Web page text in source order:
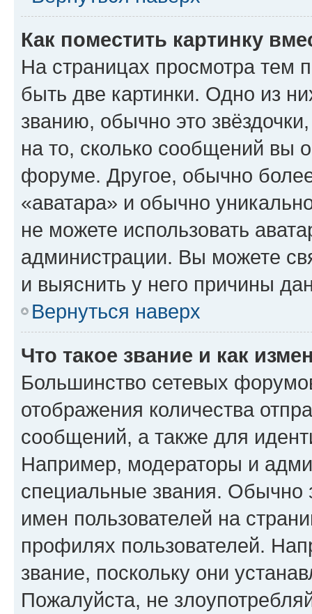
Как поместить картинку
На страницах просмотра тем
быть две картинки. Одно из
званию, обычно это
на то, сколько сообщений вы
форуме. Другое, обычно
«аватара» и обычно
не можете использовать
администрации. Вы можете
и выяснить у него причины
Вернуться наверх
Что такое звание и как
Большинство сетевых
отображения количества
сообщений, а также для
Например, модераторы и
специальные звания. Обычно
имен пользователей на
профилях пользователей.
звание, поскольку они
Пожалуйста, не